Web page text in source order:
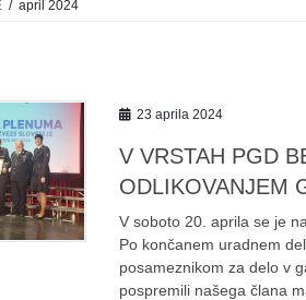
april 2024
23 aprila 2024
V VRSTAH PGD
ODLIKOVANJEM
V soboto 20. aprila se je
Po končanem uradnem
posameznikom za delo v
pospremili našega člana